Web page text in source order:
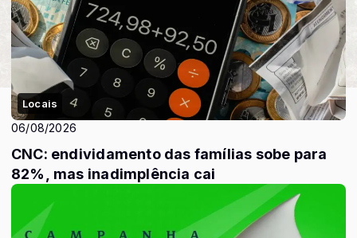
Locais
06/08/2026
CNC: endividamento das famílias sobe para
82%, mas inadimplência cai